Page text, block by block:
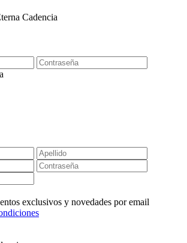
Cadencia
exclusivos y novedades por email